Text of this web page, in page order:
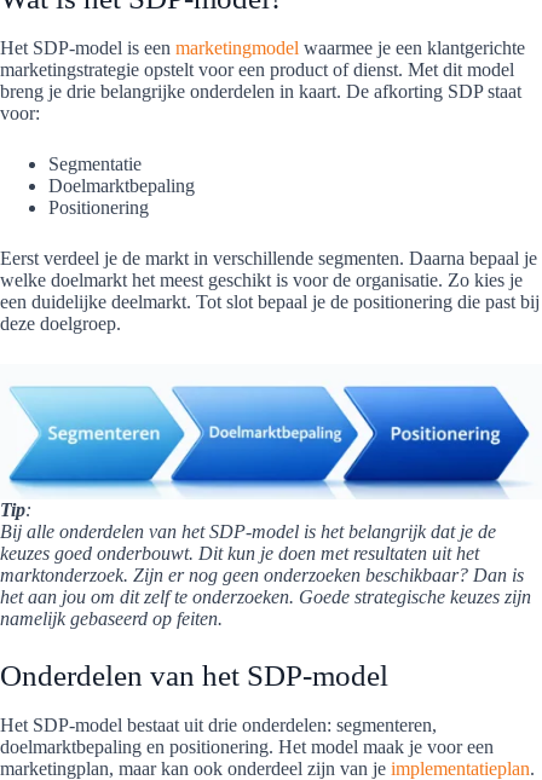
Het SDP-model is een marketingmodel waarmee je een klantgerichte
marketingstrategie opstelt voor een product of dienst. Met dit model
breng je drie belangrijke onderdelen in kaart. De afkorting SDP staat
voor:
Segmentatie
Doelmarktbepaling
Positionering
Eerst verdeel je de markt in verschillende segmenten. Daarna bepaal je
welke doelmarkt het meest geschikt is voor de organisatie. Zo kies je
een duidelijke deelmarkt. Tot slot bepaal je de positionering die past bij
deze doelgroep.
Tip:
Bij alle onderdelen van het SDP-model is het belangrijk dat je de
keuzes goed onderbouwt. Dit kun je doen met resultaten uit het
marktonderzoek. Zijn er nog geen onderzoeken beschikbaar? Dan is
het aan jou om dit zelf te onderzoeken. Goede strategische keuzes zijn
namelijk gebaseerd op feiten.
Onderdelen van het SDP-model
Het SDP-model bestaat uit drie onderdelen: segmenteren,
doelmarktbepaling en positionering. Het model maak je voor een
marketingplan, maar kan ook onderdeel zijn van je implementatieplan.